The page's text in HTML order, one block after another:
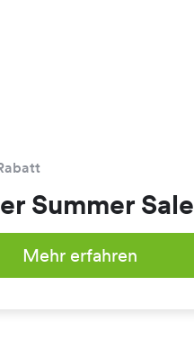
Summer Sale
Mehr erfahren